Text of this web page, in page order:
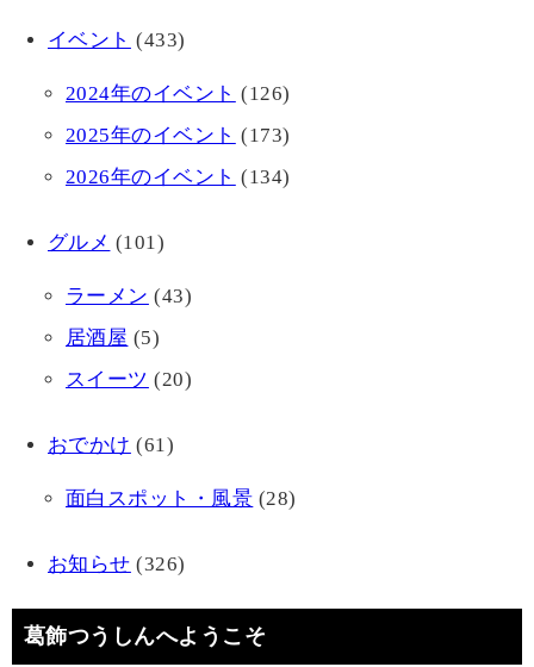
イベント (433)
2024年のイベント (126)
2025年のイベント (173)
2026年のイベント (134)
グルメ (101)
ラーメン (43)
居酒屋 (5)
スイーツ (20)
おでかけ (61)
面白スポット・風景 (28)
お知らせ (326)
葛飾つうしんへようこそ